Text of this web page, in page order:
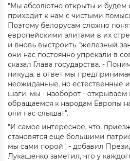
"Мы абсолютно открыты и будем
приходит к нам с чистыми
Поэтому белорусам сложно
европейскими элитами в их
и вновь выстроить "железный
они нас постоянно упрекали в
сказал Глава государства. -
никуда, в ответ мы
неожиданные, но естественные
шаги: мы - наоборот - открываем
обращаемся к народам Европы
они нас слышат".
"И самое интересное, что,
становятся еще большими
мы сами порой", - добавил
Лукашенко заметил, что у